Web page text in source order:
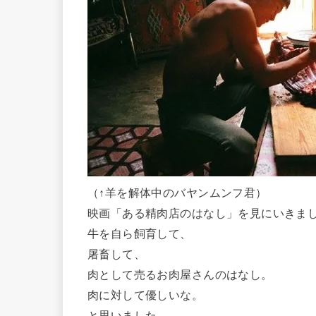
（↑羊を解体中のバヤンムンフ君）
映画「ある精肉店のはなし」を見にいきま
牛を自ら飼育して、
屠畜して、
肉として売るお肉屋さんのはなし。
肉に対して優しいな。